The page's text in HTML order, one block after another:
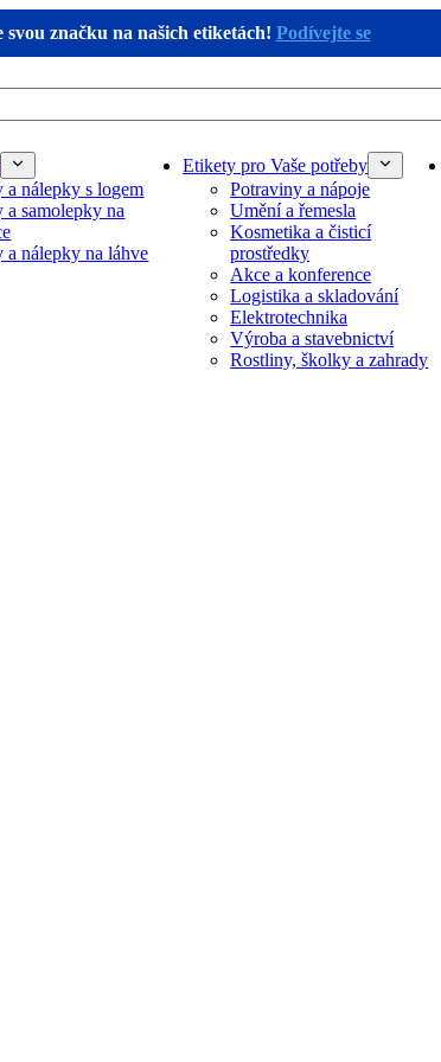
značku na našich etiketách! Podívejte se
a nálepky s logem
a samolepky na
a nálepky na láhve
Etikety pro Vaše potřeby
Potraviny a nápoje
Umění a řemesla
Kosmetika a čisticí
prostředky
Akce a konference
Logistika a skladování
Elektrotechnika
Výroba a stavebnictví
Rostliny, školky a zahrady